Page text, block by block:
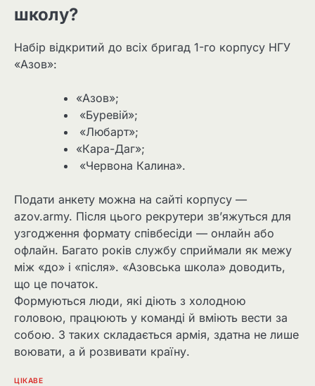
школу?
Набір відкритий до всіх бригад 1-го корпусу НГУ
«Азов»:
«Азов»;
«Буревій»;
«Любарт»;
«Кара-Даг»;
«Червона Калина».
Подати анкету можна на сайті корпусу —
azov.army. Після цього рекрутери зв’яжуться для
узгодження формату співбесіди — онлайн або
офлайн. Багато років службу сприймали як межу
між «до» і «після». «Азовська школа» доводить,
що це початок.
Формуються люди, які діють з холодною
головою, працюють у команді й вміють вести за
собою. З таких складається армія, здатна не лише
воювати, а й розвивати країну.
ЦІКАВЕ